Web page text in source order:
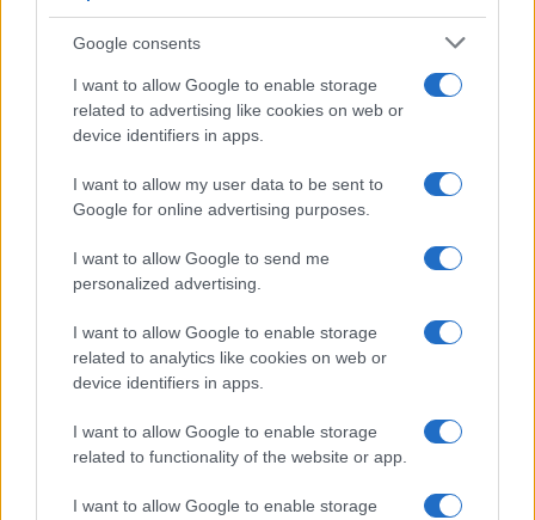
Google consents
I want to allow Google to enable storage
related to advertising like cookies on web or
device identifiers in apps.
I want to allow my user data to be sent to
Google for online advertising purposes.
I want to allow Google to send me
personalized advertising.
I want to allow Google to enable storage
related to analytics like cookies on web or
device identifiers in apps.
I want to allow Google to enable storage
related to functionality of the website or app.
I want to allow Google to enable storage
son élection, pour montrer son côté populaire.
Le point culminant de cette relation a été atteint le 15
juillet 2018, lors de la finale de la Coupe du monde, où il
s’est placé au cœur de l’action. Depuis sa célébration d’un
but dans la loge officielle, immortalisée par une photo
mémorable, jusqu’à son omniprésence lors de la remise du
trophée et des festivités dans les vestiaires.
Il reste encore 42,84 % de cet article à lire, qui est réservé
aux abonnés.
AUTEUR
Infos Rédaction